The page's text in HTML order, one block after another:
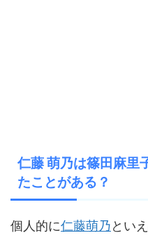
仁藤 萌乃は篠田麻里
たことがある？
個人的に仁藤萌乃とい